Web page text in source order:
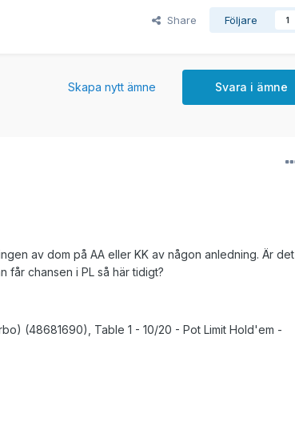
Share Följare 1
Svara i ämne
Skapa nytt ämne
av dom på AA eller KK av någon anledning. Är det
får chansen i PL så här tidigt?
(48681690), Table 1 - 10/20 - Pot Limit Hold'em -